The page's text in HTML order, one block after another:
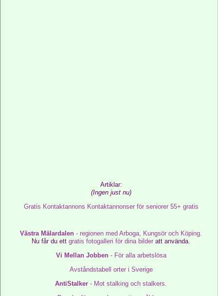
Artiklar:
(Ingen just nu)
Gratis Kontaktannons Kontaktannonser för seniorer 55+ gratis
Västra Mälardalen - regionen med Arboga, Kungsör och Köping.
Nu får du ettgratis fotogalleri för dina bilder att använda.
Vi Mellan Jobben- För alla arbetslösa
Avståndstabell orter i Sverige
AntiStalker - Mot stalking och stalkers.